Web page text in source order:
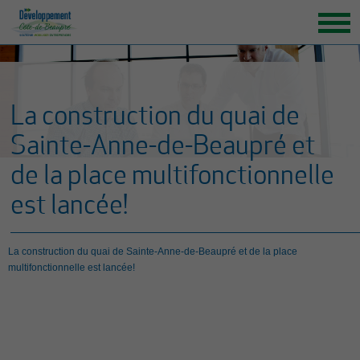
GRANDS ENJEUX
ENTREPRENEURS INSPIRANTS
NOUVELLES
NOUS JOINDRE
La construction du quai de
Sainte-Anne-de-Beaupré et
de la place multifonctionnelle
est lancée!
La construction du quai de Sainte-Anne-de-Beaupré et de la place
multifonctionnelle est lancée!